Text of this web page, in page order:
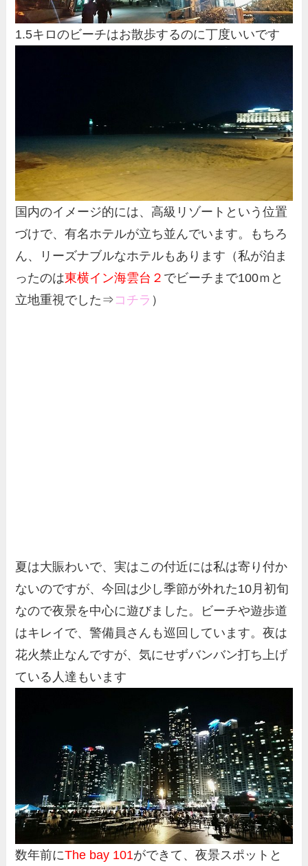
1.5キロのビーチはお散歩するのに丁度いいです
国内のイメージ的には、高級リゾートという位置
づけで、有名ホテルが立ち並んでいます。もちろ
ん、リーズナブルなホテルもあります（私が泊ま
ったのは東横イン海雲台２ でビーチまで100ｍと
立地重視でした⇒ コチラ ）
夏は大賑わいで、実はこの付近には私は寄り付か
ないのですが、今回は少し季節が外れた10月初旬
なので夜景を中心に遊びました。ビーチや遊歩道
はキレイで、警備員さんも巡回しています。夜は
花火禁止なんですが、気にせずバンバン打ち上げ
ている人達もいます
数年前にThe bay 101ができて、夜景スポットと